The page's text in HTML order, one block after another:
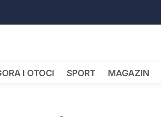
I OTOCI SPORT MAGAZIN